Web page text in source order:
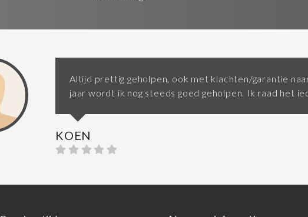
Altijd prettig geholpen, ook met klachten/garantie
jaar wordt ik nog steeds goed geholpen. Ik raad het
KOEN